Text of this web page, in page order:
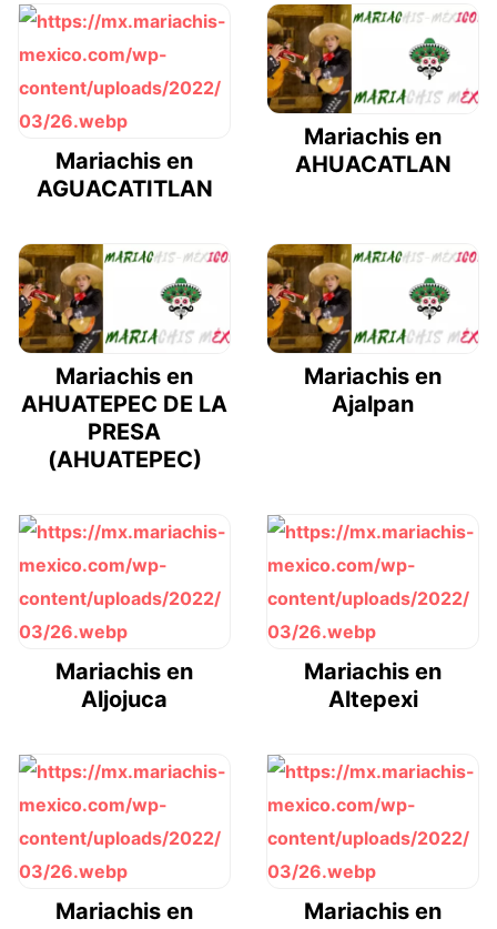
Mariachis en
AGUACATITLAN
Mariachis en
AHUACATLAN
Mariachis en
AHUATEPEC DE LA
PRESA
(AHUATEPEC)
Mariachis en
Ajalpan
Mariachis en
Aljojuca
Mariachis en
Altepexi
Mariachis en
Mariachis en